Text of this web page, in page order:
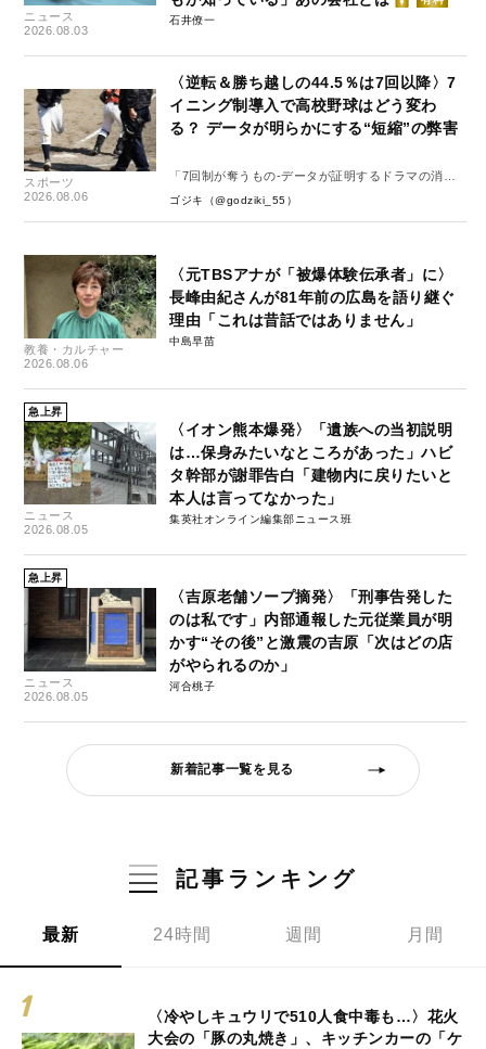
ニュース
2026.08.03
石井僚一
スポーツ
2026.08.06
〈逆転＆勝ち越しの44.5％は7回以降〉7
イニング制導入で高校野球はどう変わ
る？ データが明らかにする“短縮”の弊害
「7回制が奪うもの-データが証明するドラマの消
失-」
ゴジキ（@godziki_55）
教養・カルチャー
2026.08.06
〈元TBSアナが「被爆体験伝承者」に〉
長峰由紀さんが81年前の広島を語り継ぐ
理由「これは昔話ではありません」
中島早苗
急上昇
ニュース
2026.08.05
〈イオン熊本爆発〉「遺族への当初説明
は…保身みたいなところがあった」ハビ
タ幹部が謝罪告白「建物内に戻りたいと
本人は言ってなかった」
集英社オンライン編集部ニュース班
急上昇
ニュース
2026.08.05
〈吉原老舗ソープ摘発〉「刑事告発した
のは私です」内部通報した元従業員が明
かす“その後”と激震の吉原「次はどの店
がやられるのか」
河合桃子
新着記事一覧を見る
記事ランキング
最新 24時間 週間 月間
〈冷やしキュウリで510人食中毒も…〉花火
大会の「豚の丸焼き」、キッチンカーの「ケ